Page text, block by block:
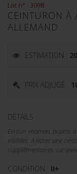
Lot n° : 3098
CEINTURON À
ALLEMAND
ESTIMATION :
PRIX ADJUGÉ :
DÉTAILS :
En cuir marron, boucle
visibles. A noter une
supplémentaires sur
CONDITION : II+